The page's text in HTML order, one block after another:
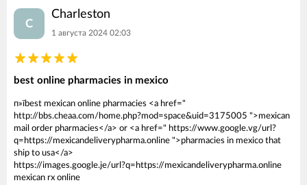
C
Charleston
1 августа 2024 02:03
best online pharmacies in mexico
п»їbest mexican online pharmacies <a href="
http://bbs.cheaa.com/home.php?mod=space&uid=3175005 ">mexican
mail order pharmacies</a> or <a href=" https://www.google.vg/url?
q=https://mexicandeliverypharma.online ">pharmacies in mexico that
ship to usa</a>
https://images.google.je/url?q=https://mexicandeliverypharma.online
mexican rx online